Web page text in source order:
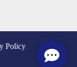
Policy